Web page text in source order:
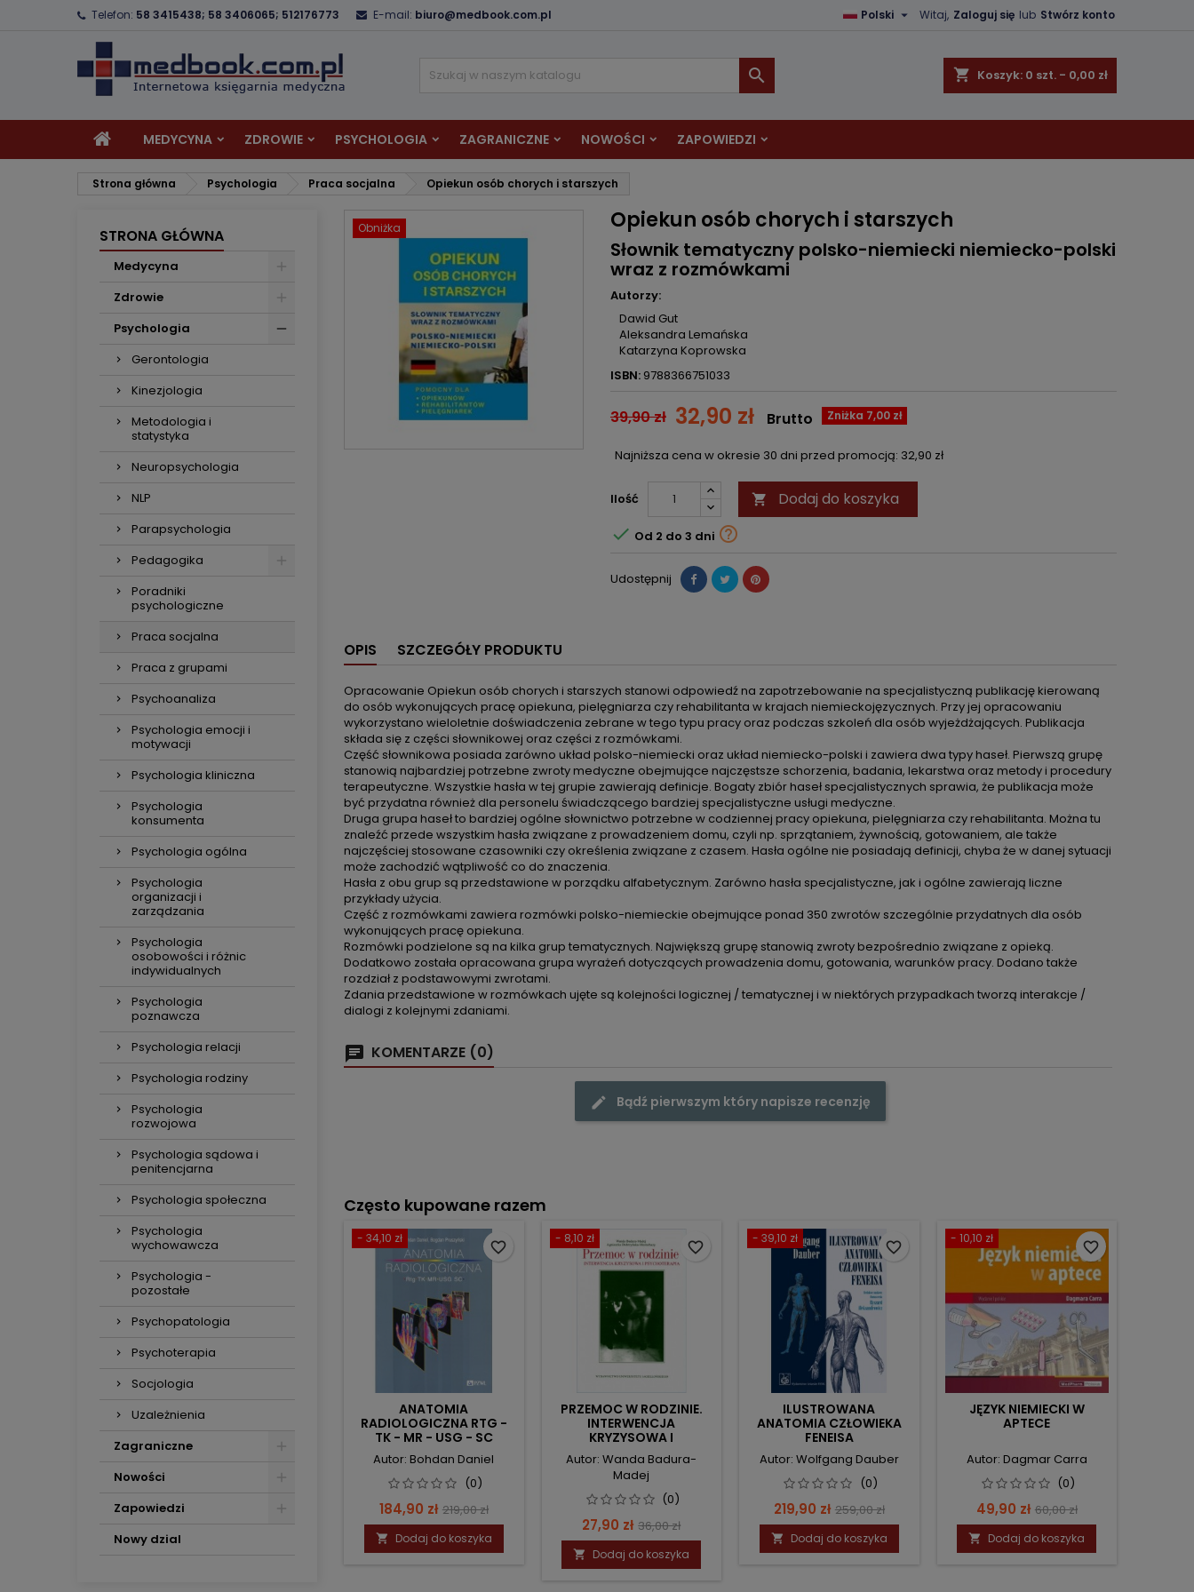
Telefon: 58 3415438; 58 3406065; 512176773 E-mail: biuro@medbook.com.pl Witaj, Zaloguj się lub Stwórz konto
Polski 
shopping_cart Koszyk: 0 szt. - 0,00 zł

MEDYCYNA ZDROWIE PSYCHOLOGIA ZAGRANICZNE NOWOŚCI ZAPOWIEDZI
Strona główna Psychologia Praca socjalna Opiekun osób chorych i starszych
STRONA GŁÓWNA
Medycyna
Zdrowie
Psychologia
Gerontologia
Kinezjologia
Metodologia i
statystyka
Neuropsychologia
NLP
Parapsychologia
Pedagogika
Poradniki
psychologiczne
Praca socjalna
Praca z grupami
Psychoanaliza
Psychologia emocji i
motywacji
Psychologia kliniczna
Psychologia
konsumenta
Psychologia ogólna
Psychologia
organizacji i
zarządzania
Psychologia
osobowości i różnic
indywidualnych
Psychologia
poznawcza
Psychologia relacji
Psychologia rodziny
Psychologia
rozwojowa
Psychologia sądowa i
penitencjarna
Psychologia społeczna
Psychologia
wychowawcza
Psychologia -
pozostałe
Psychopatologia
Psychoterapia
Socjologia
Uzależnienia
Zagraniczne
Nowości
Zapowiedzi
Nowy dzial
Obniżka Opiekun osób chorych i starszych
Słownik tematyczny polsko-niemiecki niemiecko-polski
wraz z rozmówkami
Autorzy:
Dawid Gut
Aleksandra Lemańska
Katarzyna Koprowska
ISBN: 9788366751033
39,90 zł 32,90 zł Zniżka 7,00 zł
Brutto
Najniższa cena w okresie 30 dni przed promocją: 32,90 zł
Ilość  Dodaj do koszyka
 Od 2 do 3 dni 
Udostępnij
OPIS SZCZEGÓŁY PRODUKTU
Opracowanie Opiekun osób chorych i starszych stanowi odpowiedź na zapotrzebowanie na specjalistyczną publikację kierowaną
do osób wykonujących pracę opiekuna, pielęgniarza czy rehabilitanta w krajach niemieckojęzycznych. Przy jej opracowaniu
wykorzystano wieloletnie doświadczenia zebrane w tego typu pracy oraz podczas szkoleń dla osób wyjeżdżających. Publikacja
składa się z części słownikowej oraz części z rozmówkami.
Część słownikowa posiada zarówno układ polsko-niemiecki oraz układ niemiecko-polski i zawiera dwa typy haseł. Pierwszą grupę
stanowią najbardziej potrzebne zwroty medyczne obejmujące najczęstsze schorzenia, badania, lekarstwa oraz metody i procedury
terapeutyczne. Wszystkie hasła w tej grupie zawierają definicje. Bogaty zbiór haseł specjalistycznych sprawia, że publikacja może
być przydatna również dla personelu świadczącego bardziej specjalistyczne usługi medyczne.
Druga grupa haseł to bardziej ogólne słownictwo potrzebne w codziennej pracy opiekuna, pielęgniarza czy rehabilitanta. Można tu
znaleźć przede wszystkim hasła związane z prowadzeniem domu, czyli np. sprzątaniem, żywnością, gotowaniem, ale także
najczęściej stosowane czasowniki czy określenia związane z czasem. Hasła ogólne nie posiadają definicji, chyba że w danej sytuacji
może zachodzić wątpliwość co do znaczenia.
Hasła z obu grup są przedstawione w porządku alfabetycznym. Zarówno hasła specjalistyczne, jak i ogólne zawierają liczne
przykłady użycia.
Część z rozmówkami zawiera rozmówki polsko-niemieckie obejmujące ponad 350 zwrotów szczególnie przydatnych dla osób
wykonujących pracę opiekuna.
Rozmówki podzielone są na kilka grup tematycznych. Największą grupę stanowią zwroty bezpośrednio związane z opieką.
Dodatkowo została opracowana grupa wyrażeń dotyczących prowadzenia domu, gotowania, warunków pracy. Dodano także
rozdział z podstawowymi zwrotami.
Zdania przedstawione w rozmówkach ujęte są kolejności logicznej / tematycznej i w niektórych przypadkach tworzą interakcje /
dialogi z kolejnymi zdaniami.
KOMENTARZE (0)
Bądź pierwszym który napisze recenzję
Często kupowane razem
- 34,10 zł
ANATOMIA
RADIOLOGICZNA RTG -
TK - MR - USG - SC
Autor: Bohdan Daniel
(0)
Cena
184,90 zł Cena
podstawowa
219,00 zł
 Dodaj do koszyka
favorite_border
- 8,10 zł
PRZEMOC W RODZINIE.
INTERWENCJA
KRYZYSOWA I
PSYCHOTERAPIA.
Autor: Wanda Badura-
Madej
(0)
Cena
27,90 zł Cena
podstawowa
36,00 zł
 Dodaj do koszyka
favorite_border
- 39,10 zł
ILUSTROWANA
ANATOMIA CZŁOWIEKA
FENEISA
Autor: Wolfgang Dauber
(0)
Cena
219,90 zł Cena
podstawowa
259,00 zł
 Dodaj do koszyka
favorite_border
- 10,10 zł
JĘZYK NIEMIECKI W
APTECE
Autor: Dagmar Carra
(0)
Cena
49,90 zł Cena
podstawowa
60,00 zł
 Dodaj do koszyka
favorite_border
Musisz być zalogowany by zapisać produkty na swojej liście życzeń.